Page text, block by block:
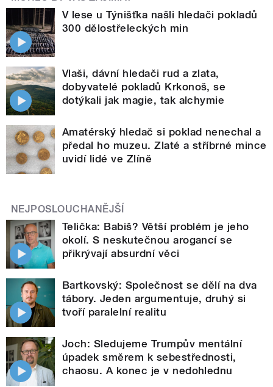
V lese u Týnišťka našli hledači pokladů
300 dělostřeleckých min
Vlaši, dávní hledači rud a zlata,
dobyvatelé pokladů Krkonoš, se
dotýkali jak magie, tak alchymie
Amatérský hledač si poklad nenechal a
předal ho muzeu. Zlaté a stříbrné mince
uvidí lidé ve Zlíně
NEJPOSLOUCHANĚJŠÍ
Telička: Babiš? Větší problém je jeho
okolí. S neskutečnou arogancí se
přikrývají absurdní věci
Bartkovský: Společnost se dělí na dva
tábory. Jeden argumentuje, druhý si
tvoří paralelní realitu
Joch: Sledujeme Trumpův mentální
úpadek směrem k sebestřednosti,
chaosu. A konec je v nedohlednu